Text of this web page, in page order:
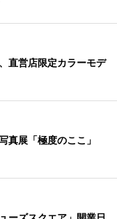
直営店限定カラーモデ
真展「極度のここ」